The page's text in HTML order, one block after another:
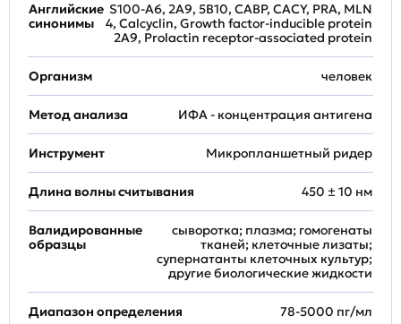
Английские
синонимы
S100-A6, 2A9, 5B10, CABP, CACY, PRA, MLN
4, Calcyclin, Growth factor-inducible protein
2A9, Prolactin receptor-associated protein
Организм человек
Метод анализа ИФА - концентрация антигена
Инструмент Микропланшетный ридер
Длина волны считывания 450 ± 10 нм
Валидированные
образцы
сыворотка; плазма; гомогенаты
тканей; клеточные лизаты;
супернатанты клеточных культур;
другие биологические жидкости
Диапазон определения 78-5000 пг/мл